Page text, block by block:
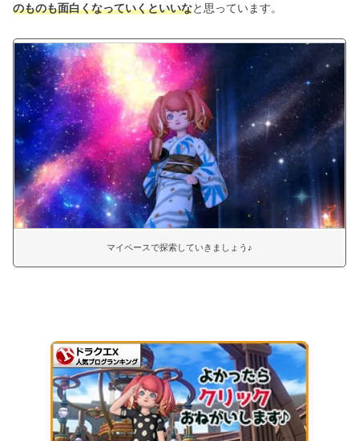
のものも面白くなっていくといいなと思っています。
マイペースで探索していきましょう♪